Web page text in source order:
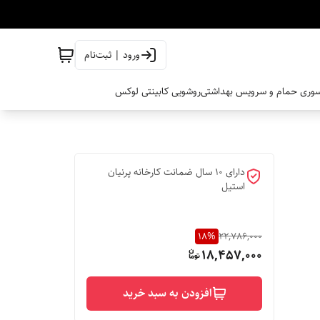
ورود | ثبت‌نام
حمام و سرویس بهداشتیروشویی کابینتی لوکس
دارای 10 سال ضمانت کارخانه پرنیان
استیل
22,786,000
18%
18,457,000
افزودن به سبد خرید